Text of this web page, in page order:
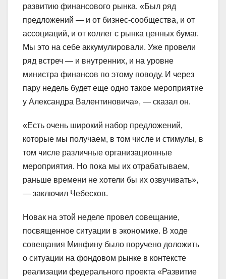
развитию финансового рынка. «Был ряд
предложений — и от бизнес-сообщества, и от
ассоциаций, и от коллег с рынка ценных бумаг.
Мы это на себе аккумулировали. Уже провели
ряд встреч — и внутренних, и на уровне
министра финансов по этому поводу. И через
пару недель будет еще одно такое мероприятие
у Александра Валентиновича», — сказал он.
«Есть очень широкий набор предложений,
которые мы получаем, в том числе и стимулы, в
том числе различные организационные
мероприятия. Но пока мы их отрабатываем,
раньше времени не хотели бы их озвучивать»,
— заключил Чебесков.
Новак на этой неделе провел совещание,
посвященное ситуации в экономике. В ходе
совещания Минфину было поручено доложить
о ситуации на фондовом рынке в контексте
реализации федерального проекта «Развитие